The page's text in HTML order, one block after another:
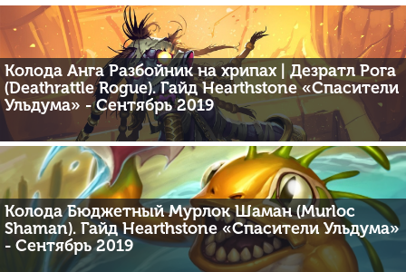
Колода Анга Разбойник на хрипах | Дезратл Рога
(Deathrattle Rogue). Гайд Hearthstone «Спасители
Ульдума» - Сентябрь 2019
Колода Бюджетный Мурлок Шаман (Murloc
Shaman). Гайд Hearthstone «Спасители Ульдума»
- Сентябрь 2019